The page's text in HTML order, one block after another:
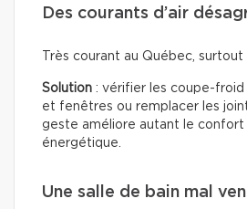
Des courants d’air
Très courant au Québec, surtout
Solution : vérifier les coupe-
et fenêtres ou remplacer les
geste améliore autant le confort
énergétique.
Une salle de bain mal